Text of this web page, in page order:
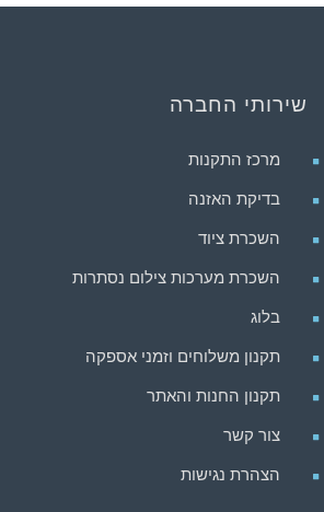
שירותי החברה
מרכז התקנות
בדיקת האזנה
השכרת ציוד
השכרת מערכות צילום נסתרות
בלוג
תקנון משלוחים וזמני אספקה
תקנון החנות והאתר
צור קשר
הצהרת נגישות